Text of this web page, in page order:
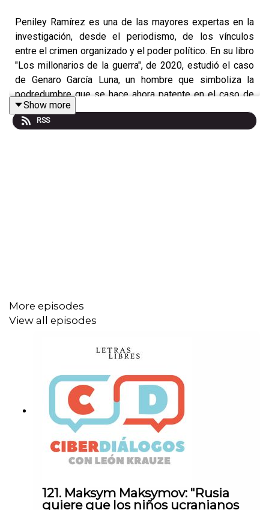
Peniley Ramírez es una de las mayores expertas en la
investigación, desde el periodismo, de los vínculos
entre el crimen organizado y el poder político. En su libro
"Los millonarios de la guerra", de 2020, estudió el caso
de Genaro García Luna, un hombre que simboliza la
podredumbre que se hace ahora patente en el caso de
Rubén Rocha Moya. En esta conversación con León
Krauze, habla sobre los paralelismos entra ambas
Instagram
Letras Libres
Sitio web
Instagram
Show more
RSS
More episodes
View all episodes
121. Maksym Maksymov: "Rusia
quiere que los niños ucranianos